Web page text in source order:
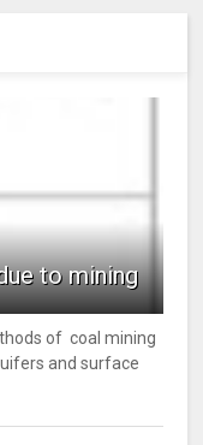
to mining
of coal mining
and surface